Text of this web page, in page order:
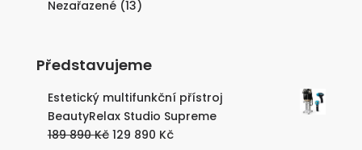
Nezařazené (13)
Představujeme
Estetický multifunkční přístroj
BeautyRelax Studio Supreme
189 890Kč Původní
129 890 KčAktuální